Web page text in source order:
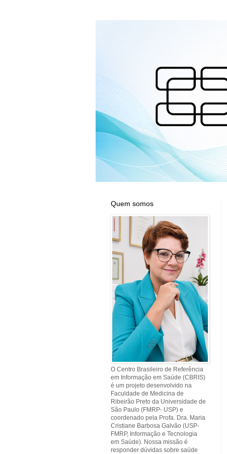
Quem somos
O Centro Brasileiro de Referência
em Informação em Saúde (CBRIS)
é um projeto desenvolvido na
Faculdade de Medicina de
Ribeirão Preto da Universidade de
São Paulo (FMRP- USP) e
coordenado pela Profa. Dra. Maria
Cristiane Barbosa Galvão (USP-
FMRP, Informação e Tecnologia
em Saúde). Nossa missão é
responder dúvidas sobre saúde